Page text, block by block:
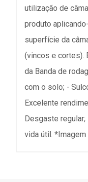
utilização de
produto
superfície da
(vincos e cortes).
da Banda de
com o solo; -
Excelente
Desgaste regular;
vida útil.